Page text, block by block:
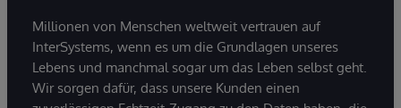
Millionen von Menschen weltweit vertrauen auf
InterSystems, wenn es um die Grundlagen unseres
Lebens und manchmal sogar um das Leben selbst geht.
Wir sorgen dafür, dass unsere Kunden einen